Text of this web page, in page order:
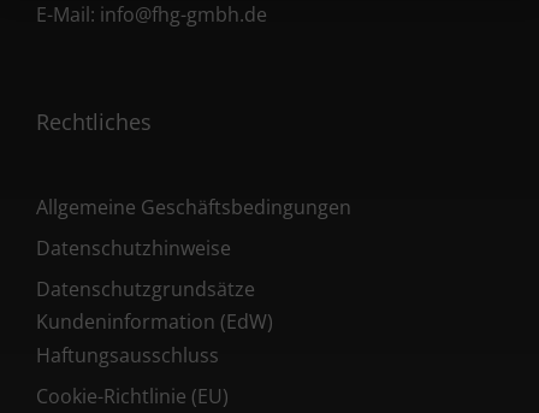
E-Mail: info@fhg-gmbh.de
Rechtliches
Allgemeine Geschäftsbedingungen
Datenschutzhinweise
Datenschutzgrundsätze
Kundeninformation (EdW)
Haftungsausschluss
Cookie-Richtlinie (EU)